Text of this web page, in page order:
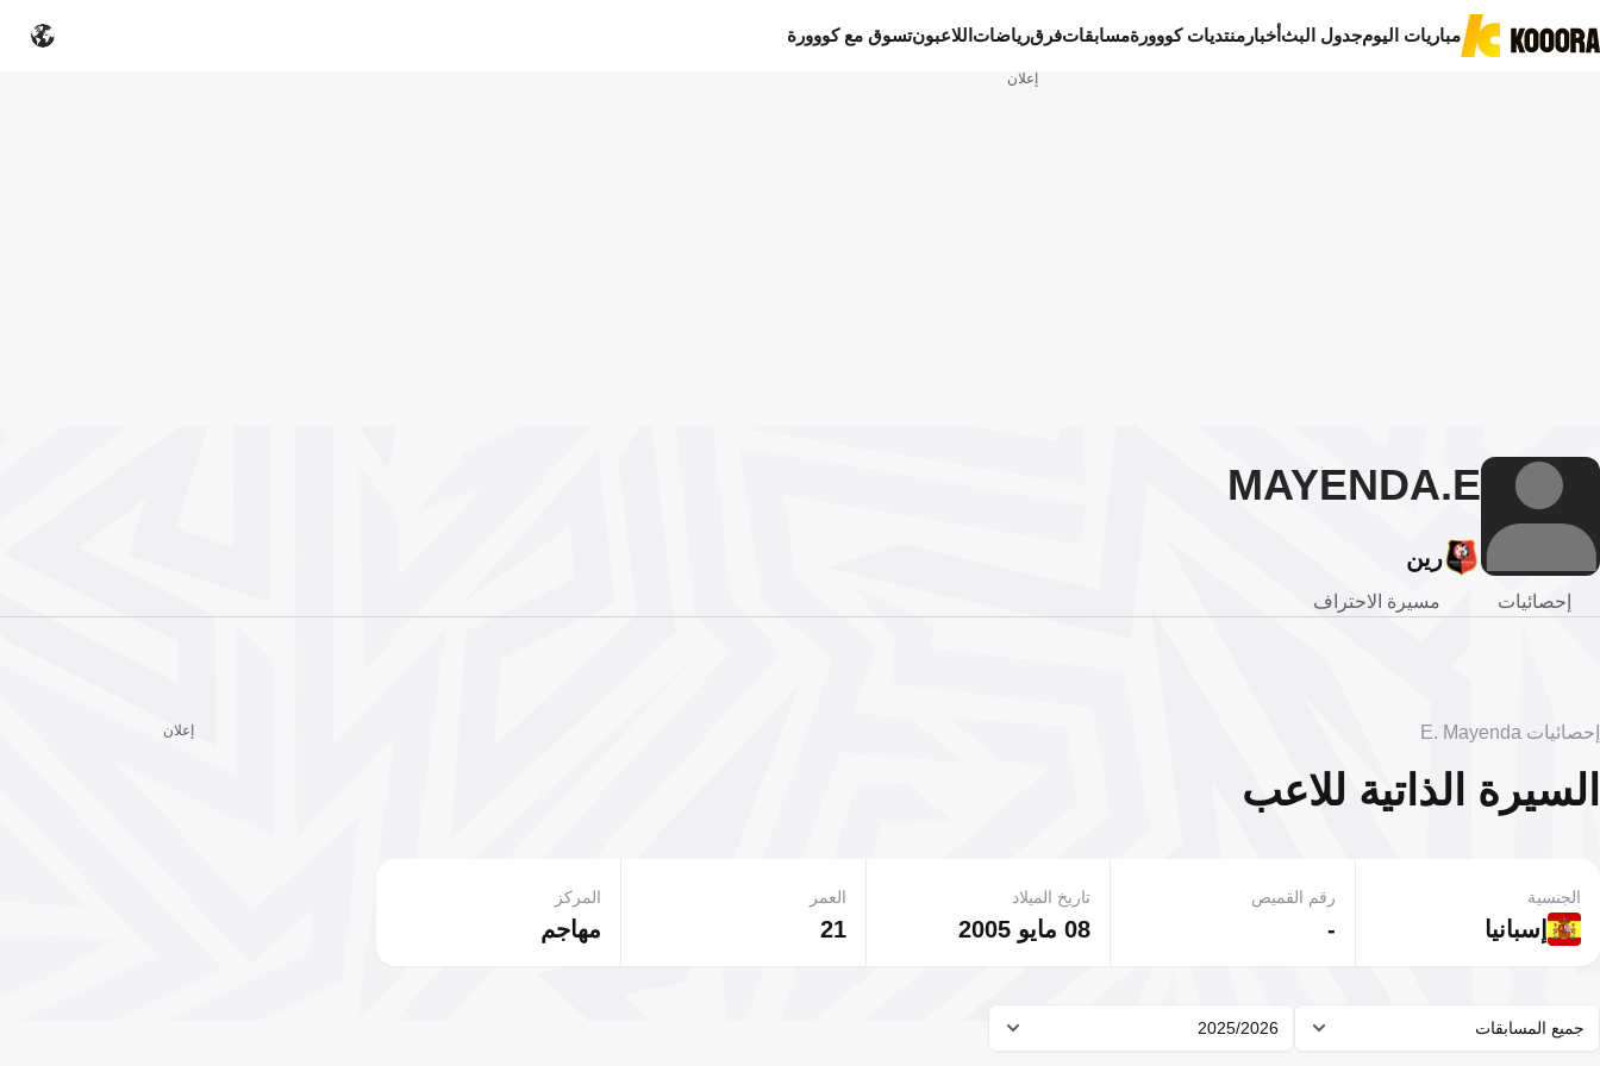
مباريات اليومجدول البثأخبار منتديات كووورةمسابقاتفرقرياضات اللاعبونتسوق مع كووورة
إعلان
E.
MAYENDA
رين
إحصائيات مسيرة الاحتراف
إحصائيات E. Mayenda
السيرة الذاتية للاعب
إسبانيا
الجنسية
-
رقم القميص
08 مايو 2005
تاريخ الميلاد
21
العمر
مهاجم
المركز
جميع المسابقات 2025/2026
إعلان